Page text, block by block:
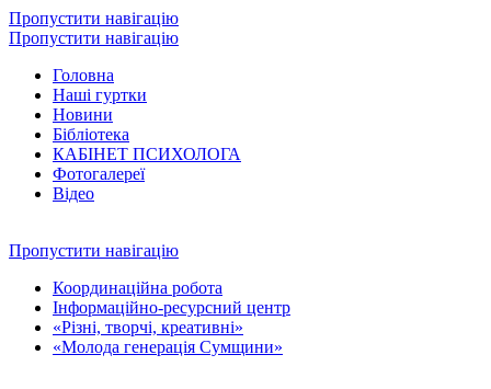
Пропустити навігацію
Пропустити навігацію
Головна
Наші гуртки
Новини
Бібліотека
КАБІНЕТ ПСИХОЛОГА
Фотогалереї
Відео
Пропустити навігацію
Координаційна робота
Інформаційно-ресурсний центр
«Різні, творчі, креативні»
«Молода генерація Сумщини»